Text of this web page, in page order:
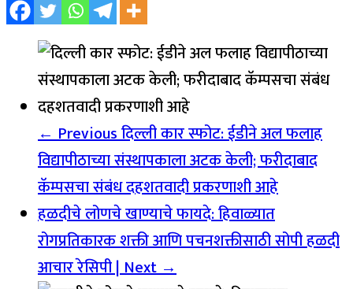
← Previousदिल्ली कार स्फोट: ईडीने अल फलाह
विद्यापीठाच्या संस्थापकाला अटक केली; फरीदाबाद
कॅम्पसचा संबंध दहशतवादी प्रकरणाशी आहे
हळदीचे लोणचे खाण्याचे फायदे: हिवाळ्यात
रोगप्रतिकारक शक्ती आणि पचनशक्तीसाठी सोपी हळदी
आचार रेसिपी |Next →